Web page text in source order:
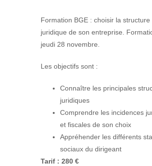
Formation BGE : choisir la structure
juridique de son entreprise.
jeudi 28 novembre.
Les objectifs sont :
Connaître les principales
juridiques
Comprendre les incidences
et fiscales de son choix
Appréhender les différents
sociaux du dirigeant
Tarif : 280 €